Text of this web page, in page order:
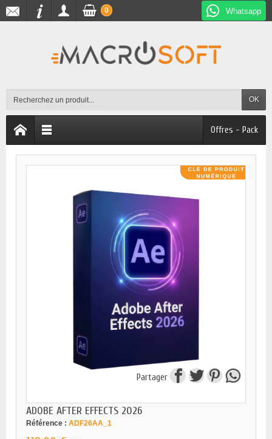
Whatsapp
OK
0
Offres - Pack
Partager
ADOBE AFTER EFFECTS 2026
Référence : ADF26AA_1